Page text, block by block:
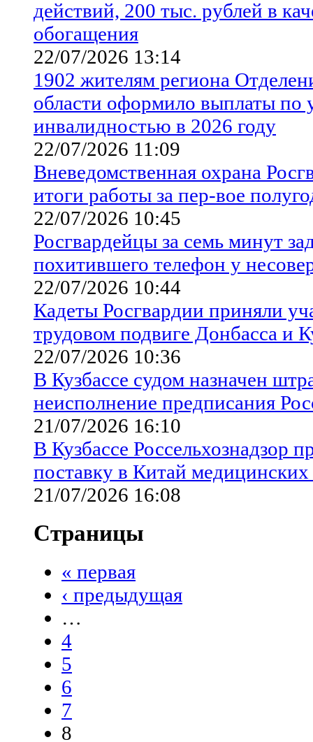
действий, 200 тыс. рублей в
обогащения
22/07/2026 13:14
1902 жителям региона
области оформило выплаты по
инвалидностью в 2026 году
22/07/2026 11:09
Вневедомственная охрана
итоги работы за пер-вое
22/07/2026 10:45
Росгвардейцы за семь минут
похитившего телефон у
22/07/2026 10:44
Кадеты Росгвардии приняли
трудовом подвиге Донбасса и
22/07/2026 10:36
В Кузбассе судом назначен
неисполнение предписания
21/07/2026 16:10
В Кузбассе Россельхознадзор
поставку в Китай
21/07/2026 16:08
Страницы
« первая
‹ предыдущая
…
4
5
6
7
8